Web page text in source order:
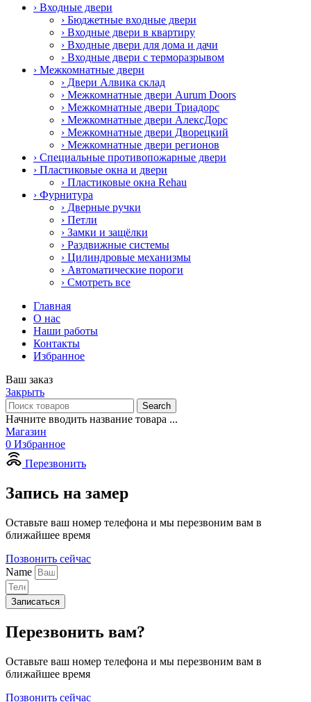
› Входные двери
› Бюджетные входные двери
› Входные двери в квартиру
› Входные двери для дома и дачи
› Входные двери с терморазрывом
› Межкомнатные двери
› Двери Алвика склад
› Межкомнатные двери Aurum Doors
› Межкомнатные двери Триадорс
› Межкомнатные двери АлексДорс
› Межкомнатные двери Дворецкий
› Межкомнатные двери регионов
› Специальные противопожарные двери
› Пластиковые окна и двери
› Пластиковые окна Rehau
› Фурнитура
› Дверные ручки
› Петли
› Замки и защёлки
› Раздвижные системы
› Цилиндровые механизмы
› Автоматические пороги
› Смотреть все
Главная
О нас
Наши работы
Контакты
Избранное
Ваш заказ
Закрыть
Search
Начните вводить название товара ...
Магазин
0 Избранное
Перезвонить
Запись на замер
Оставьте ваш номер телефона и мы перезвоним вам в
ближайшее время
Позвонить сейчас
Name
Записаться
Перезвонить вам?
Оставьте ваш номер телефона и мы перезвоним вам в
ближайшее время
Позвонить сейчас